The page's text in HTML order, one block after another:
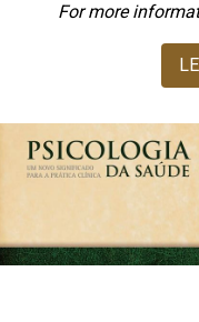
For more